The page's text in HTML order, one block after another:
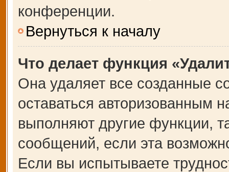
конференции.
Вернуться к началу
Что делает функция
Она удаляет все созданные
оставаться авторизованным
выполняют другие функции,
сообщений, если эта
Если вы испытываете